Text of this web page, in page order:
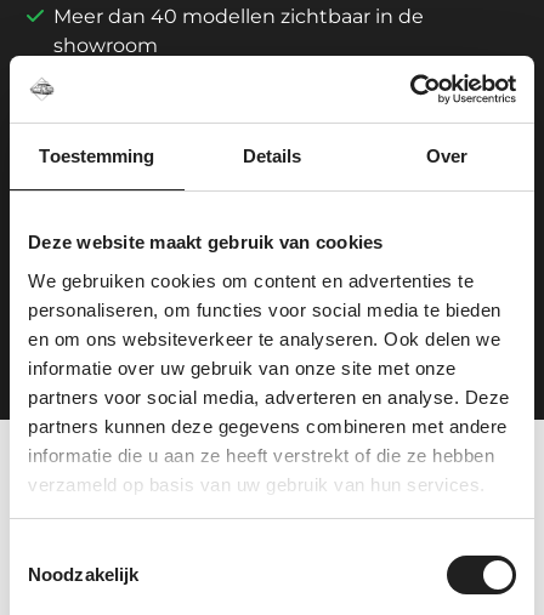
Toestemming Details Over
Deze website maakt gebruik van cookies
We gebruiken cookies om content en advertenties te
personaliseren, om functies voor social media te bieden
en om ons websiteverkeer te analyseren. Ook delen we
informatie over uw gebruik van onze site met onze
partners voor social media, adverteren en analyse. Deze
partners kunnen deze gegevens combineren met andere
informatie die u aan ze heeft verstrekt of die ze hebben
verzameld op basis van uw gebruik van hun services.
Noodzakelijk
Meer dan 40 modellen zichtbaar in de
showroom
Showroom en montage onder één dak
Centraal gelegen tussen Arnhem en Nijmegen
Ouders kunnen rustig rondkijken; voor
Geen koffie? De koelkast is goed gevuld.
Plan je route
Tevreden klanten over